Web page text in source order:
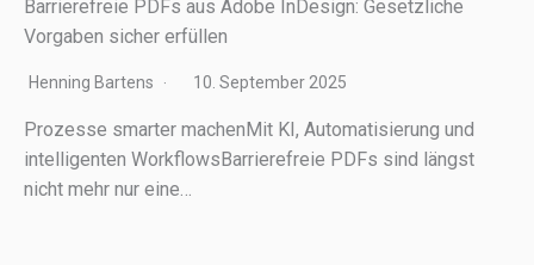
Barrierefreie PDFs aus Adobe InDesign: Gesetzliche
Vorgaben sicher erfüllen
Henning Bartens 10. September 2025
Prozesse smar­ter machenMit KI, Automatisierung und
intel­li­gen­ten WorkflowsBarrierefreie PDFs sind längst
nicht mehr nur eine…